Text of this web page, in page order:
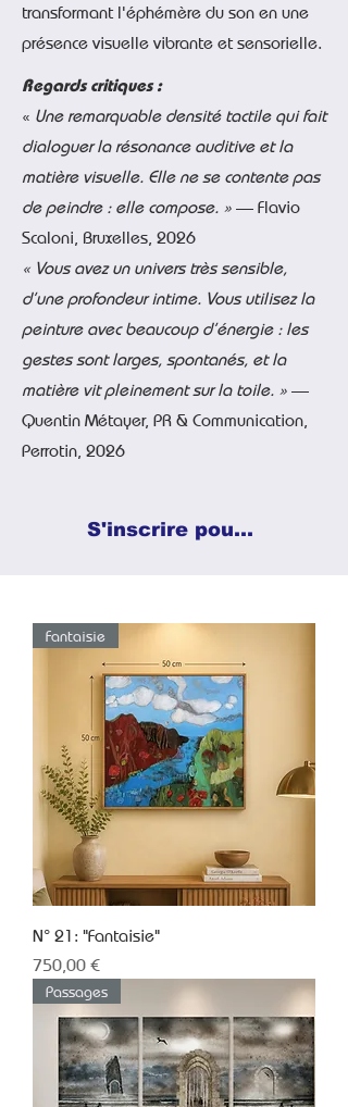
transformant l'éphémère du son en une
présence visuelle vibrante et sensorielle.
Regards critiques :
« Une remarquable densité tactile qui fait
dialoguer la résonance auditive et la
matière visuelle. Elle ne se contente pas
de peindre : elle compose. » — Flavio
Scaloni, Bruxelles, 2026
« Vous avez un univers très sensible,
d’une profondeur intime. Vous utilisez la
peinture avec beaucoup d’énergie : les
gestes sont larges, spontanés, et la
matière vit pleinement sur la toile. » —
Quentin Métayer, PR & Communication,
Perrotin, 2026
S'inscrire pour recevoir les nouvelles peintures →
Fantaisie
N° 21: "Fantaisie"
Prix
750,00 €
Passages